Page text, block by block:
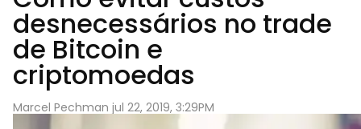
Criptomoedas
Como evitar custos
desnecessários no trade
de Bitcoin e
criptomoedas